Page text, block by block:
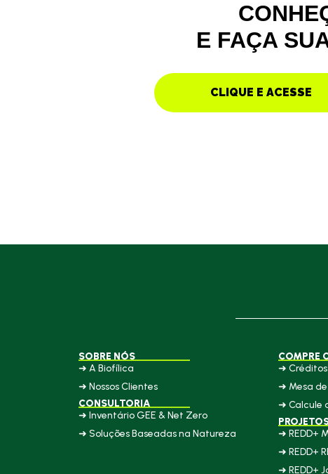
E FAÇA
CLIQUE E ACESSE
SOBRE NÓS
➜ A Biofílica
➜ Nossos Clientes
CONSULTORIA
➜ Inventário GEE & Net Zero
➜ Soluções Baseadas na Natureza
COMPRE
➜ Créditos
➜ Mesa
➜ Calcule
➜ REDD+
➜ REDD+
➜ REDD+